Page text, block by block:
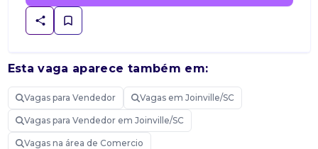
Esta vaga aparece também em:
Vagas para Vendedor Vagas em Joinville/SC
Vagas para Vendedor em Joinville/SC
Vagas na área de Comercio